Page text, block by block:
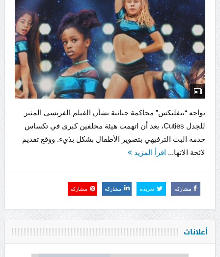
تواجه “نتفليكس” محاكمة جنائية بشأن الفيلم الفرنسي المثير
للجدل Cuties، بعد أن اتهمت هيئة محلفين كبرى في تكساس
خدمة البث الترفيهي بتصوير الأطفال بشكل بذيء. ووقع تقديم
لائحة الاتها... اقرأ المزيد
مشاركة تغريدة مشاركة مشاركة
أعلانات